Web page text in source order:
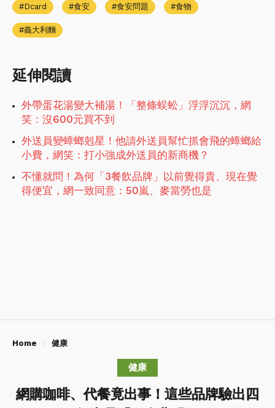
Dcard 食安 食安問題 食物
義大利麵
延伸閱讀
外帶蛋花湯變大補湯！「整條蜈蚣」浮浮沉沉，網
笑：沒600元買不到
外送員變蟑螂剋星！他請外送員幫忙抓會飛的蟑螂給
小費，網笑：打小強成外送員的新商機？
不懂就問！為何「3餐飲品牌」以前覺得貴、現在覺
得便宜，網一致同意：50嵐、麥當勞也是
Home 健康
健康
網購咖啡、代餐竟出事！這些品牌驗出四